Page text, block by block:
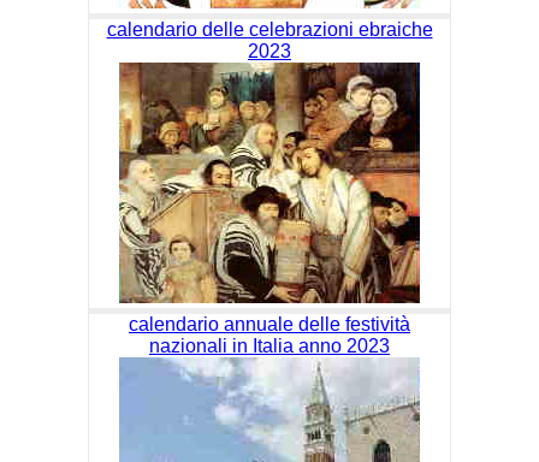
calendario delle celebrazioni ebraiche
2023
calendario annuale delle festività
nazionali in Italia anno 2023